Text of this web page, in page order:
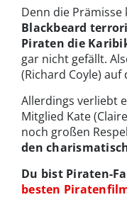
Denn die
Blackbeard
Piraten die
gar nicht gefällt.
(Richard Coyle)
Allerdings verliebt
Mitglied Kate
noch großen
den
Du bist Piraten-
besten